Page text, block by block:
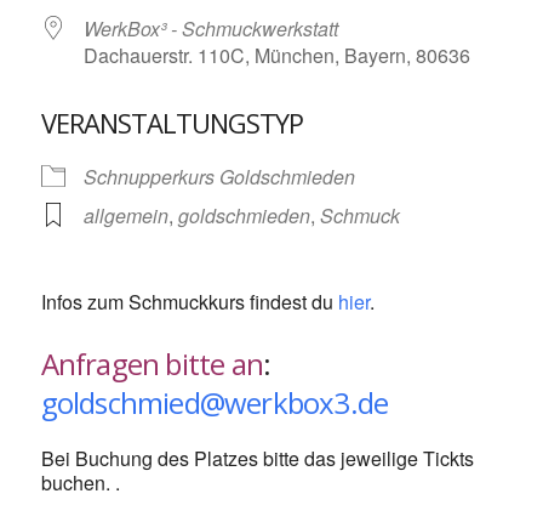
WerkBox³ - Schmuckwerkstatt
Dachauerstr. 110C, München, Bayern, 80636
VERANSTALTUNGSTYP
Schnupperkurs Goldschmieden
allgemein, goldschmieden, Schmuck
Infos zum Schmuckkurs findest du hier.
Anfragen bitte an:
goldschmied@werkbox3.de
Bei Buchung des Platzes bitte das jeweilige Tickts
buchen. .